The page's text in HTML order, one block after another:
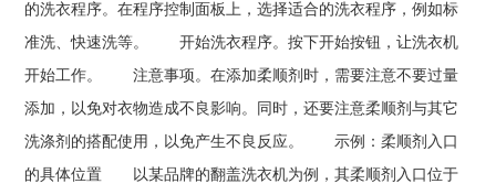
的洗衣程序。在程序控制面板上，选择适合的洗衣程序，例如标
准洗、快速洗等。 开始洗衣程序。按下开始按钮，让洗衣机
开始工作。 注意事项。在添加柔顺剂时，需要注意不要过量
添加，以免对衣物造成不良影响。同时，还要注意柔顺剂与其它
洗涤剂的搭配使用，以免产生不良反应。 示例：柔顺剂入口
的具体位置 以某品牌的翻盖洗衣机为例，其柔顺剂入口位于